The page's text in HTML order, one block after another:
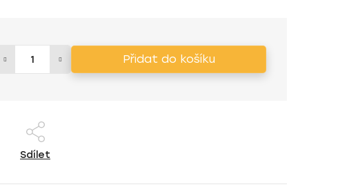
Přidat do košíku
Sdílet